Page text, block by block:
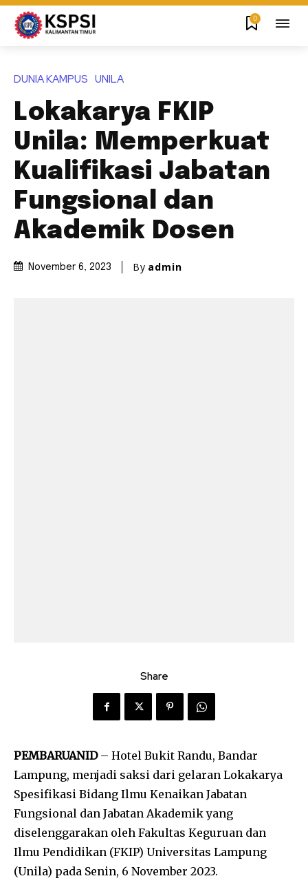
0
DUNIA KAMPUS UNILA
Lokakarya FKIP
Unila: Memperkuat
Kualifikasi Jabatan
Fungsional dan
Akademik Dosen
November 6, 2023 By admin
Share
PEMBARUANID– Hotel Bukit Randu, Bandar
Lampung, menjadi saksi dari gelaran Lokakarya
Spesifikasi Bidang Ilmu Kenaikan Jabatan
Fungsional dan Jabatan Akademik yang
diselenggarakan oleh Fakultas Keguruan dan
Ilmu Pendidikan (FKIP) Universitas Lampung
(Unila) pada Senin, 6 November 2023.